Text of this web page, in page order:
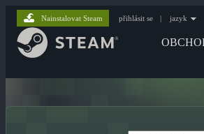
Nainstalovat Steam přihlásit se | jazyk